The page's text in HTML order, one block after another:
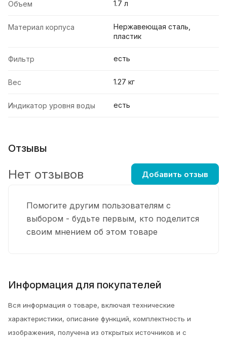
Объем 1.7 л
Материал корпуса
Нержавеющая сталь,
пластик
Фильтр есть
Вес 1.27 кг
Индикатор уровня воды есть
Отзывы
Помогите другим пользователям с
выбором - будьте первым, кто поделится
своим мнением об этом товаре
Нет отзывов Добавить отзыв
Информация для покупателей
Вся информация о товаре, включая технические
характеристики, описание функций, комплектность и
изображения, получена из открытых источников и с